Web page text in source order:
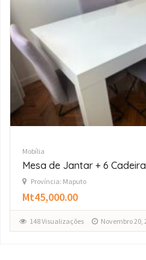
Mobília
desapego cama completa
Província: Maputo
Mt16,000.00
175 Visualizações Outubro 9,